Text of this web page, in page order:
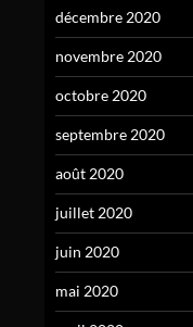
décembre 2020
novembre 2020
octobre 2020
septembre 2020
août 2020
juillet 2020
juin 2020
mai 2020